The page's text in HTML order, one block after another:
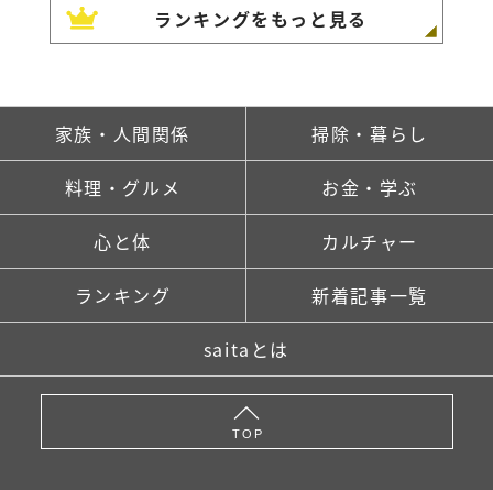
ランキングをもっと見る
家族・人間関係 掃除・暮らし
料理・グルメ お金・学ぶ
心と体 カルチャー
ランキング 新着記事一覧
saitaとは
TOP